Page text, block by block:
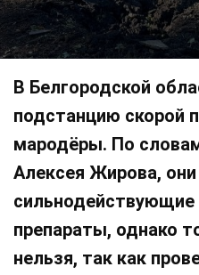
В Белгородской
подстанцию скорой
мародёры. По
Алексея Жирова,
сильнодействующие
препараты, однако
нельзя, так как